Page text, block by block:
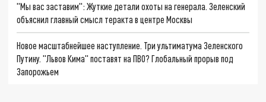
"Мы вас заставим": Жуткие детали охоты на генерала. Зеленский
объяснил главный смысл теракта в центре Москвы
Новое масштабнейшее наступление. Три ультиматума Зеленского
Путину. "Львов Кима" поставят на ПВО? Глобальный прорыв под
Запорожьем